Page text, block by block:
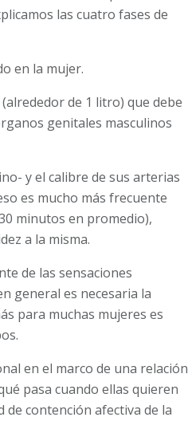
las cuatro fases de
en la mujer.
de 1 litro) que debe
genitales masculinos
y el calibre de sus arterias
es mucho más frecuente
minutos en promedio),
a la misma.
de las sensaciones
general es necesaria la
para muchas mujeres es
en el marco de una relación
pasa cuando ellas quieren
de contención afectiva de la